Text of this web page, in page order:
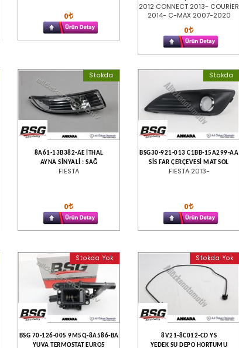
0
2012 CONNECT 2013- COURİER
2014- C-MAX 2007-2020
0
Stokda
8A61-13B382-AE İTHAL
AYNA SİNYALİ : SAĞ
FIESTA
0
Stokda
BSG30-921-013 C1BB-15A299-AA
SİS FAR ÇERÇEVESİ MAT SOL
FIESTA 2013-
0
Stokda Yok
BSG 70-126-005 9M5Q-8A586-BA
YUVA TERMOSTAT EURO5
Stokda Yok
8V21-8C012-CD YS
YEDEK SU DEPO HORTUMU